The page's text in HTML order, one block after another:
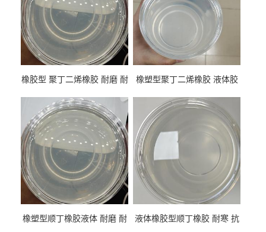
橡胶型 聚丁二烯橡胶 耐磨 耐
性
橡塑型聚丁二烯橡胶 液体胶
专用
橡塑型顺丁橡胶液体 耐磨 耐
液体橡胶型顺丁橡胶 耐寒 抗